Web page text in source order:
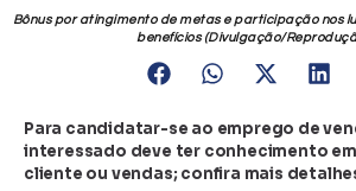
Bônus por atingimento de metas e participação nos
benefícios (Divulgação/
Para candidatar-se ao emprego de
interessado deve ter conhecimento
cliente ou vendas; confira mais